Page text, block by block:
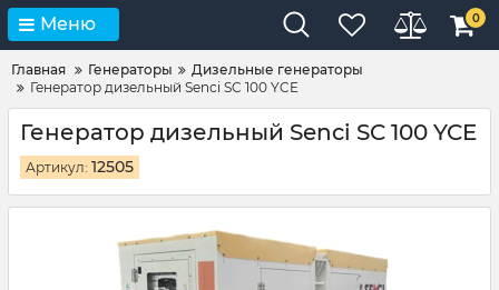
Меню 0
Главная Генераторы
Дизельные генераторы
Генератор дизельный Senci SC 100 YCE
Генератор дизельный Senci SC 100 YCE
Артикул: 12505